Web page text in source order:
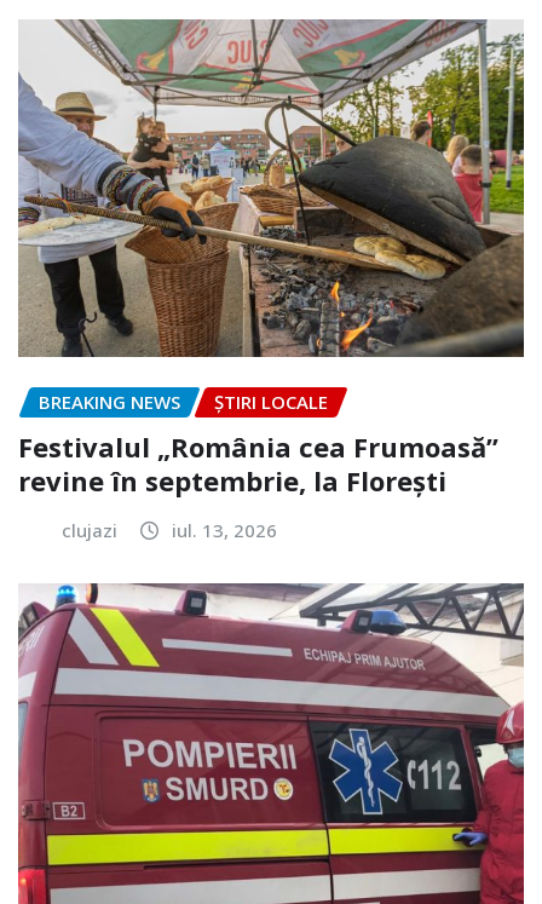
BREAKING NEWS ȘTIRI LOCALE
Festivalul „România cea Frumoasă”
revine în septembrie, la Florești
clujazi iul. 13, 2026